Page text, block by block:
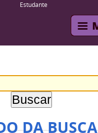
Estudante
DA BUSCA